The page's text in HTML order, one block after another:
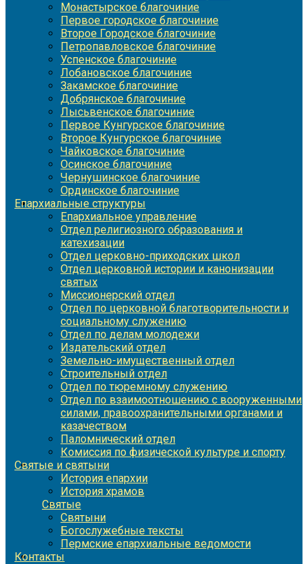
Монастырское благочиние
Первое городское благочиние
Второе Городское благочиние
Петропавловское благочиние
Успенское благочиние
Лобановское благочиние
Закамское благочиние
Добрянское благочиние
Лысьвенское благочиние
Первое Кунгурское благочиние
Второе Кунгурское благочиние
Чайковское благочиние
Осинское благочиние
Чернушинское благочиние
Ординское благочиние
Епархиальные структуры
Епархиальное управление
Отдел религиозного образования и
катехизации
Отдел церковно-приходских школ
Отдел церковной истории и канонизации
святых
Миссионерский отдел
Отдел по церковной благотворительности и
социальному служению
Отдел по делам молодежи
Издательский отдел
Земельно-имущественный отдел
Строительный отдел
Отдел по тюремному служению
Отдел по взаимоотношению с вооруженными
силами, правоохранительными органами и
казачеством
Паломнический отдел
Комиссия по физической культуре и спорту
Святые и святыни
История епархии
История храмов
Святые
Святыни
Богослужебные тексты
Пермские епархиальные ведомости
Контакты